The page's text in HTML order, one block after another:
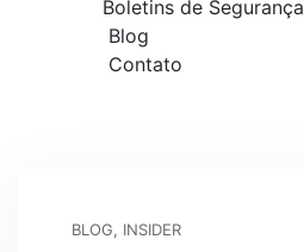
Boletins de Segurança
Blog
Contato
BLOG, INSIDER